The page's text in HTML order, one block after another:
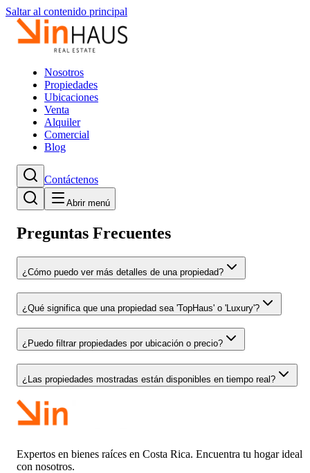
Saltar al contenido principal
Nosotros
Propiedades
Ubicaciones
Venta
Alquiler
Comercial
Blog
Contáctenos
Abrir menú
Preguntas Frecuentes
¿Cómo puedo ver más detalles de una propiedad?
¿Qué significa que una propiedad sea 'TopHaus' o 'Luxury'?
¿Puedo filtrar propiedades por ubicación o precio?
¿Las propiedades mostradas están disponibles en tiempo real?
Expertos en bienes raíces en Costa Rica. Encuentra tu hogar ideal
con nosotros.